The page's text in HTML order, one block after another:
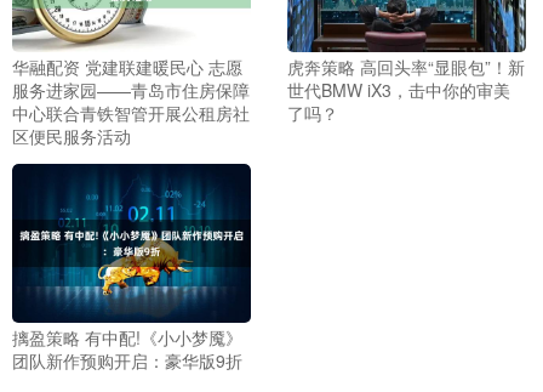
华融配资 党建联建暖民心 志愿
服务进家园——青岛市住房保障
中心联合青铁智管开展公租房社
区便民服务活动
虎奔策略 高回头率“显眼包”！新
世代BMW iX3，击中你的审美
了吗？
摛盈策略 有中配!《小小梦魇》
团队新作预购开启：豪华版9折